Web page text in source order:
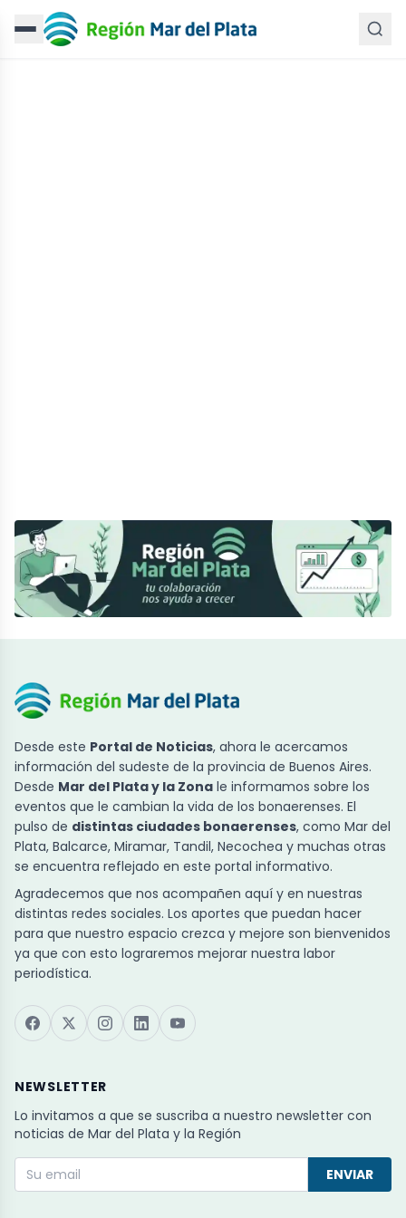
Desde este Portal de Noticias, ahora le acercamos
información del sudeste de la provincia de Buenos Aires.
Desde Mar del Plata y la Zona le informamos sobre los
eventos que le cambian la vida de los bonaerenses. El
pulso de distintas ciudades bonaerenses, como Mar del
Plata, Balcarce, Miramar, Tandil, Necochea y muchas otras
se encuentra reflejado en este portal informativo.
Agradecemos que nos acompañen aquí y en nuestras
distintas redes sociales. Los aportes que puedan hacer
para que nuestro espacio crezca y mejore son bienvenidos
ya que con esto lograremos mejorar nuestra labor
periodística.
NEWSLETTER
Lo invitamos a que se suscriba a nuestro newsletter con
noticias de Mar del Plata y la Región
ENVIAR